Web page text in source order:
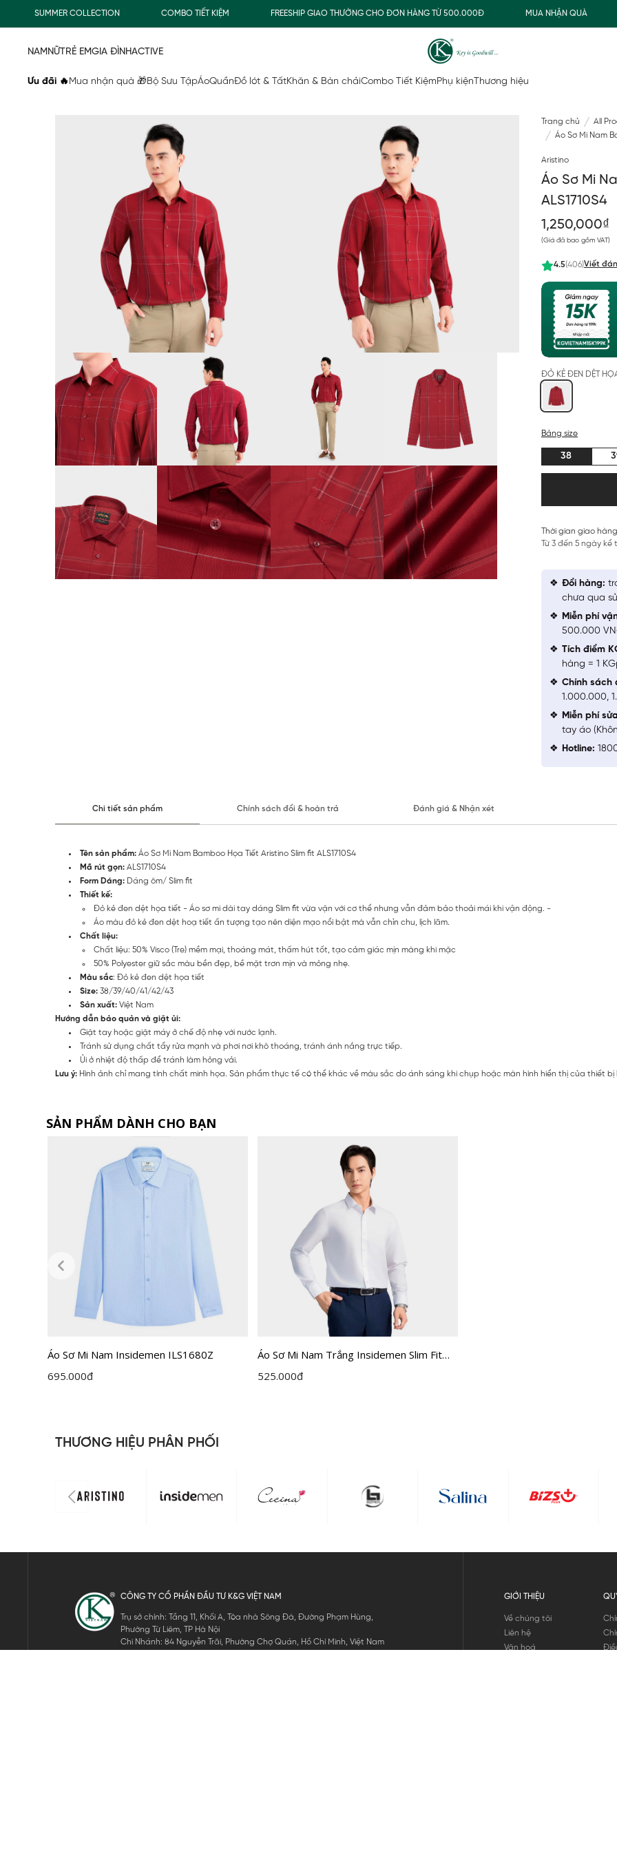
SUMMER COLLECTION COMBO TIẾT KIỆM FREESHIP GIAO THƯỜNG CHO ĐƠN HÀNG TỪ 500.000Đ MUA NHẬN QUÀ
NAMNỮTRẺ EMGIA ĐÌNHACTIVE
Ưu đãi 🔥 Mua nhận quà 🎁Bộ Sưu TậpÁoQuầnĐồ lót & TấtKhăn & Bàn chảiCombo Tiết KiệmPhụ kiện Thương hiệu
Trang chủ
All
Áo Sơ Mi Nam
Aristino
Áo Sơ Mi
ALS1710S4
1,250,000₫
(Giá đã bao gồm VAT)
4.5(406)Viết
ĐỎ KẺ ĐEN DỆT
Bảng size
38
Thời gian giao
Từ 3 đến 5 ngày
Đổi hàng:
chưa qua
Miễn phí
500.000
Tích điểm
hàng = 1
Chính sách
1.000.000,
Miễn phí
tay áo
Hotline:
Chi tiết sản phẩm Chính sách đổi & hoàn trả Đánh giá & Nhận xét
Tên sản phẩm: Áo Sơ Mi Nam Bamboo Họa Tiết Aristino Slim fit ALS1710S4
Mã rút gọn: ALS1710S4
Form Dáng: Dáng ôm/ Slim fit
Thiết kế:
Đỏ kẻ đen dệt họa tiết - Áo sơ mi dài tay dáng Slim fit vừa vặn với cơ thể nhưng vẫn đảm bảo thoải mái khi vận động. -
Áo màu đỏ kẻ đen dệt hoạ tiết ấn tượng tạo nên diện mạo nổi bật mà vẫn chỉn chu, lịch lãm.
Chất liệu:
Chất liệu: 50% Visco (Tre) mềm mại, thoáng mát, thấm hút tốt, tạo cảm giác mịn màng khi mặc
50% Polyester giữ sắc màu bền đẹp, bề mặt trơn mịn và mỏng nhẹ.
Màu sắc: Đỏ kẻ đen dệt họa tiết
Size: 38/39/40/41/42/43
Sản xuất: Việt Nam
Hướng dẫn bảo quản và giặt ủi:
Giặt tay hoặc giặt máy ở chế độ nhẹ với nước lạnh.
Tránh sử dụng chất tẩy rửa mạnh và phơi nơi khô thoáng, tránh ánh nắng trực tiếp.
Ủi ở nhiệt độ thấp để tránh làm hỏng vải.
Lưu ý: Hình ảnh chỉ mang tính chất minh họa. Sản phẩm thực tế có thể khác về màu sắc do ánh sáng khi chụp hoặc màn hình hiển thị của thiết bị
SẢN PHẨM DÀNH CHO BẠN
Áo Sơ Mi Nam Insidemen ILS1680Z
695.000đ
Áo Sơ Mi Nam Trắng Insidemen Slim Fit
ILS158F0H0
525.000đ
THƯƠNG HIỆU PHÂN PHỐI
CÔNG TY CỔ PHẦN ĐẦU TƯ K&G VIỆT NAM
Trụ sở chính: Tầng 11, Khối A, Tòa nhà Sông Đà, Đường Phạm Hùng,
Phường Từ Liêm, TP Hà Nội
Chi Nhánh: 84 Nguyễn Trãi, Phường Chợ Quán, Hồ Chí Minh, Việt Nam
GIỚI THIỆU
Về chúng tôi
Liên hệ
Văn hoá